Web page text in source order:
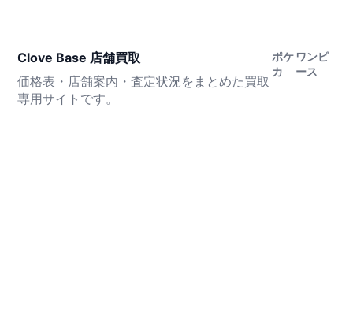
Clove Base 店舗買取
価格表・店舗案内・査定状況をまとめた買取
専用サイトです。
ポケ
カ
ワンピ
ース